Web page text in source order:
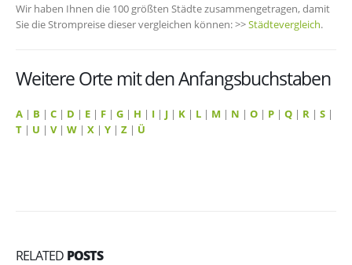
Wir haben Ihnen die 100 größten Städte zusammengetragen, damit
Sie die Strompreise dieser vergleichen können: >>Städtevergleich.
Weitere Orte mit den Anfangsbuchstaben
A | B | C | D | E | F | G | H | I | J | K | L | M | N | O | P | Q | R | S |
T | U | V| W | X | Y | Z | Ü
RELATED POSTS